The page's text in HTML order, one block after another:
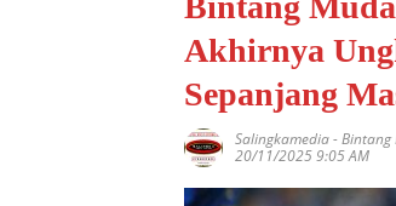
Akhirnya
Sepanjang
Salingkamedia-Bintang
20/11/2025 9:05 AM